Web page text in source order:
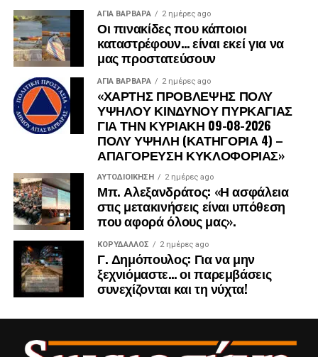
ΑΓΙΑ ΒΑΡΒΑΡΑ 2 ημέρες ago
Οι πινακίδες που κάποιοι
καταστρέφουν… είναι εκεί για να
μας προστατεύσουν
ΑΓΙΑ ΒΑΡΒΑΡΑ 2 ημέρες ago
«ΧΑΡΤΗΣ ΠΡΟΒΛΕΨΗΣ ΠΟΛΥ
ΥΨΗΛΟΥ ΚΙΝΔΥΝΟΥ ΠΥΡΚΑΓΙΑΣ
ΓΙΑ ΤΗΝ ΚΥΡΙΑΚΗ 09-08-2026
ΠΟΛΥ ΥΨΗΛΗ (ΚΑΤΗΓΟΡΙΑ 4) –
ΑΠΑΓΟΡΕΥΣΗ ΚΥΚΛΟΦΟΡΙΑΣ»
ΑΥΤΟΔΙΟΊΚΗΣΗ 2 ημέρες ago
Μπ. Αλεξανδράτος: «Η ασφάλεια
στις μετακινήσεις είναι υπόθεση
που αφορά όλους μας».
ΚΟΡΥΔΑΛΛΟΣ 2 ημέρες ago
Γ. Δημόπουλος: Για να μην
ξεχνιόμαστε… οι παρεμβάσεις
συνεχίζονται και τη νύχτα!